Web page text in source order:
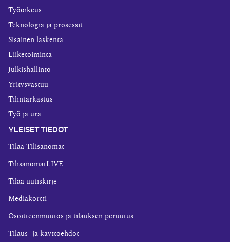
Työoikeus
Teknologia ja prosessit
Sisäinen laskenta
Liiketoiminta
Julkishallinto
Yritysvastuu
Tilintarkastus
Työ ja ura
YLEISET TIEDOT
Tilaa Tilisanomat
TilisanomatLIVE
Tilaa uutiskirje
Mediakortti
Osoitteenmuutos ja tilauksen peruutus
Tilaus- ja käyttöehdot